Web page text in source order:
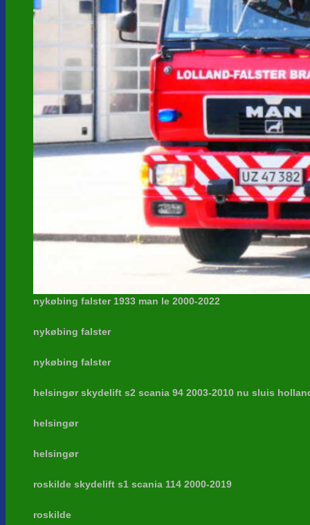
nykøbing falster 1933 man le 2000-2022
nykøbing falster
nykøbing falster
helsingør skydelift s2 scania 94 2003-2010 nu sluis
helsingør
helsingør
roskilde skydelift s1 scania 114 2000-2019
roskilde